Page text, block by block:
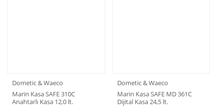
Dometic & Waeco
Marin Kasa SAFE 310C
Anahtarlı Kasa 12,0 lt.
Dometic & Waeco
Marin Kasa SAFE MD 361C
Dijital Kasa 24,5 lt.